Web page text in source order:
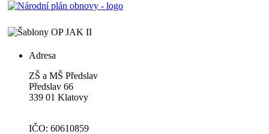
Adresa
ZŠ a MŠ Předslav
Předslav 66
339 01 Klatovy
IČO: 60610859